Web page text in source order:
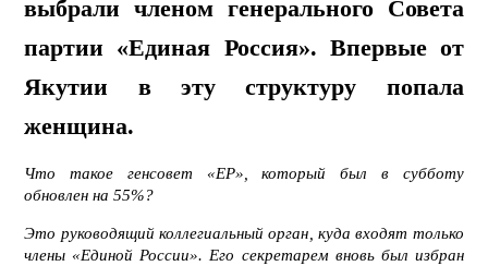
выбрали членом генерального Совета
партии «Единая Россия». Впервые от
Якутии в эту структуру попала
женщина.
Что такое генсовет «ЕР», который был в субботу
обновлен на 55%?
Это руководящий коллегиальный орган, куда входят только
члены «Единой России». Его секретарем вновь был избран